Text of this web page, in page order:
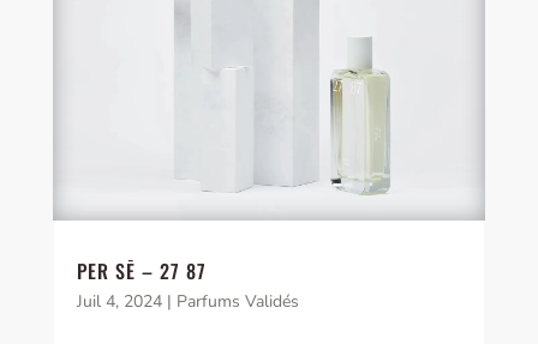
PER SĒ – 27 87
Juil 4, 2024| Parfums Validés